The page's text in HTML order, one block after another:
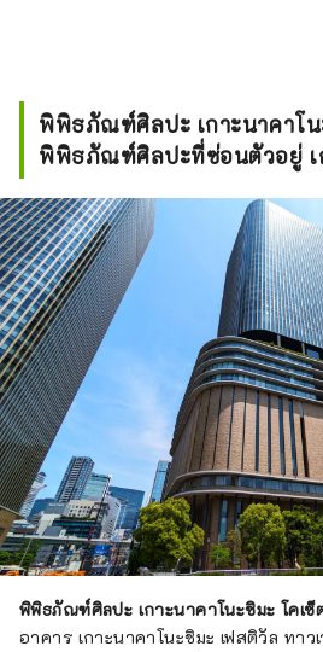
พิพิธภัณฑ์ศิลปะ เกาะนาคาโน
พิพิธภัณฑ์ศิลปะที่ซ่อนตัวอยู่ เ
พิพิธภัณฑ์ศิลปะ เกาะนาคาโนะชิมะ โคเซ็
อาคาร เกาะนาคาโนะชิมะ เฟสติวัล ทาว